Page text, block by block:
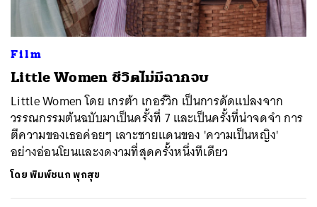
Film
Little Women ชีวิตไม่มีฉากจบ
Little Women โดย เกรต้า เกอร์วิก เป็นการดัดแปลงจาก
วรรณกรรมต้นฉบับมาเป็นครั้งที่ 7 และเป็นครั้งที่น่าจดจำ การ
ตีความของเธอค่อยๆ เลาะชายแดนของ 'ความเป็นหญิง'
อย่างอ่อนโยนและงดงามที่สุดครั้งหนึ่งทีเดียว
โดยพิมพ์ชนก พุกสุข